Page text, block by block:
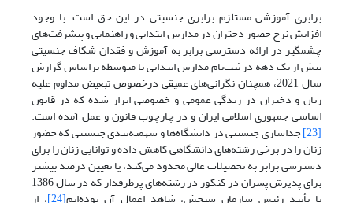
برابری آموزشی مستلزم برابری جنسیتی در این حق است. با وجود
افزایش نرخ حضور دختران در مدارس ابتدایی و راهنمایی و پیشرفت‌های
چشمگیر در ارائه دسترسی برابر به آموزش و فقدان شکاف جنسیتی
بیش از یک دهه در ثبت‌نام مدارس ابتدایی یا متوسطه براساس گزارش
سال 2021، همچنان نگرانی‌های عمیقی درخصوص تبعیض مداوم علیه
زنان و دختران در زندگی عمومی و خصوصی ابراز شده که در قانون
اساسی جمهوری اسلامی ایران و در چارچوب قانون و عمل آمده است.
[23] جداسازی جنسیتی در دانشگاه‌ها و سهمیه‌بندی جنسیتی که حضور
زنان را در برخی رشته‌های دانشگاهی کاهش داده و توانایی زنان را برای
دسترسی برابر به تحصیلات عالی محدود می‌کند، یا تعیین درصد بیشتر
برای پذیرش پسران در کنکور در رشته‌های پرطرفدار که در سال 1386